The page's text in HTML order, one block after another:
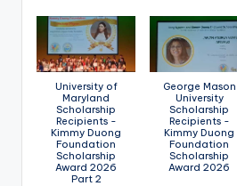
University of
Maryland
Scholarship
Recipients -
Kimmy Duong
Foundation
Scholarship
Award 2026
Part 2
George Mason
University
Scholarship
Recipients -
Kimmy Duong
Foundation
Scholarship
Award 2026